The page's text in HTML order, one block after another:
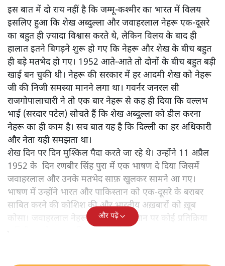
इस बात में दो राय नहीं है कि जम्मू-कश्मीर का भारत में विलय
इसलिए हुआ कि शेख अब्दुल्ला और जवाहरलाल नेहरू एक-दूसरे
का बहुत ही ज़्यादा विश्वास करते थे, लेकिन विलय के बाद ही
हालात इतने बिगड़ने शुरू हो गए कि नेहरू और शेख के बीच बहुत
ही बड़े मतभेद हो गए। 1952 आते-आते तो दोनों के बीच बहुत बड़ी
खाई बन चुकी थी। नेहरू की सरकार में हर आदमी शेख को नेहरू
जी की निजी समस्या मानने लगा था। गवर्नर जनरल सी
राजगोपालाचारी ने तो एक बार नेहरू से कह ही दिया कि वल्लभ
भाई (सरदार पटेल) सोचते हैं कि शेख अब्दुल्ला को डील करना
नेहरू का ही काम है। सच बात यह है कि दिल्ली का हर अधिकारी
और नेता यही समझता था।
शेख दिन पर दिन मुश्किल पैदा करते जा रहे थे। उन्होंने 11 अप्रैल
1952 के दिन रणबीर सिंह पुरा में एक भाषण दे दिया जिसमें
जवाहरलाल और उनके मतभेद साफ़ खुलकर सामने आ गए।
भाषण में उन्होंने भारत और पाकिस्तान को एक-दूसरे के बराबर
साबित करने की कोशिश की और भारतीय अख़बारों को ख़ूब
कोसा। जवाहरलाल नेहरू ने उनके इस बयान पर कोई प्रतिक्रिया
नहीं दी, उनके बयान की अनदेखी की।
और पढ़ें